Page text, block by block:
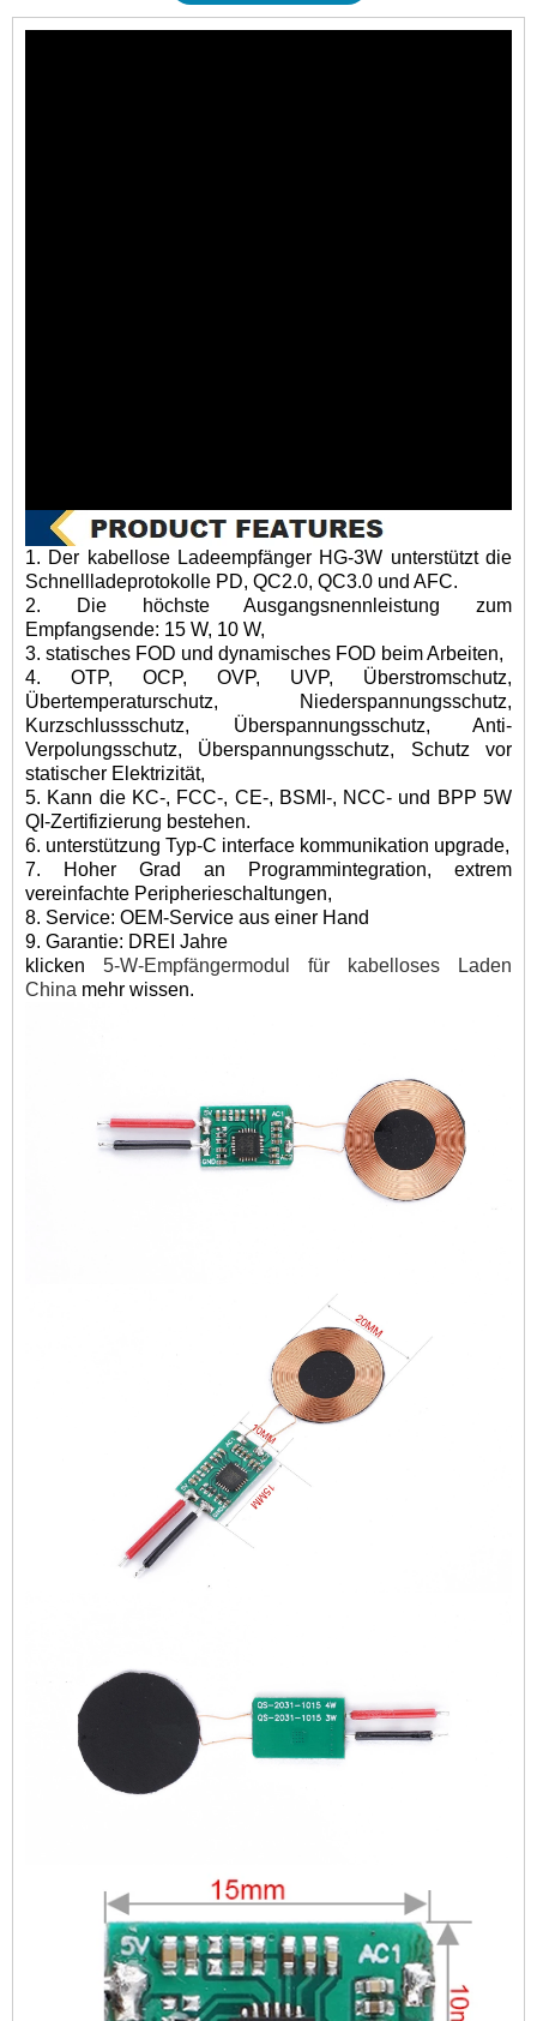
1. Der kabellose Ladeempfänger HG-3W unterstützt die
Schnellladeprotokolle PD, QC2.0, QC3.0 und AFC.
2. Die höchste Ausgangsnennleistung zum
Empfangsende: 15 W, 10 W,
3. statisches FOD und dynamisches FOD beim Arbeiten,
4. OTP, OCP, OVP, UVP, Überstromschutz,
Übertemperaturschutz, Niederspannungsschutz,
Kurzschlussschutz, Überspannungsschutz, Anti-
Verpolungsschutz, Überspannungsschutz, Schutz vor
statischer Elektrizität,
5. Kann die KC-, FCC-, CE-, BSMI-, NCC- und BPP 5W
QI-Zertifizierung bestehen.
6. unterstützung Typ-C interface kommunikation upgrade,
7. Hoher Grad an Programmintegration, extrem
vereinfachte Peripherieschaltungen,
8. Service: OEM-Service aus einer Hand
9. Garantie: DREI Jahre
klicken 5-W-Empfängermodul für kabelloses Laden
China mehr wissen.